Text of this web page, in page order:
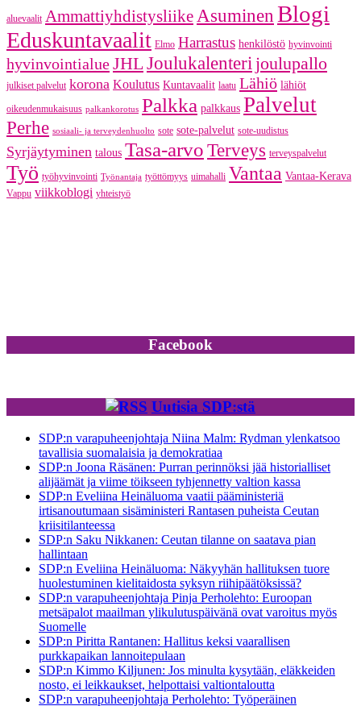
aluevaalit AmmattiyhdistysliikeAsuminen Blogi
Eduskuntavaalit Elmo Harrastus henkilöstö hyvinvointi
hyvinvointialueJHLJoulukalenterijoulupallo
julkiset palvelut korona Koulutus Kuntavaalit laatu Lähiö lähiöt
oikeudenmukaisuus palkankorotus Palkka palkkaus Palvelut
Perhe sosiaali- ja terveydenhuolto sote sote-palvelut sote-uudistus
Syrjäytyminen talous Tasa-arvo Terveys terveyspalvelut
Työ työhyvinvointi Työnantaja työttömyys uimahalli Vantaa Vantaa-Kerava
Vappu viikkoblogi yhteistyö
Facebook
Uutisia SDP:stä
SDP:n varapuheenjohtaja Niina Malm: Rydman ylenkatsoo
tavallisia suomalaisia ja demokratiaa
SDP:n Joona Räsänen: Purran perinnöksi jää historialliset
alijäämät ja viime töikseen tyhjennetty valtion kassa
SDP:n Eveliina Heinäluoma vaatii pääministeriä
irtisanoutumaan sisäministeri Rantasen puheista Ceutan
kriisitilanteessa
SDP:n Saku Nikkanen: Ceutan tilanne on saatava pian
hallintaan
SDP:n Eveliina Heinäluoma: Näkyyhän hallituksen tuore
huolestuminen kielitaidosta syksyn riihipäätöksissä?
SDP:n varapuheenjohtaja Pinja Perholehto: Euroopan
metsäpalot maailman ylikulutuspäivänä ovat varoitus myös
Suomelle
SDP:n Piritta Rantanen: Hallitus keksi vaarallisen
purkkapaikan lannoitepulaan
SDP:n Kimmo Kiljunen: Jos minulta kysytään, eläkkeiden
nosto, ei leikkaukset, helpottaisi valtiontaloutta
SDP:n varapuheenjohtaja Perholehto: Työperäinen